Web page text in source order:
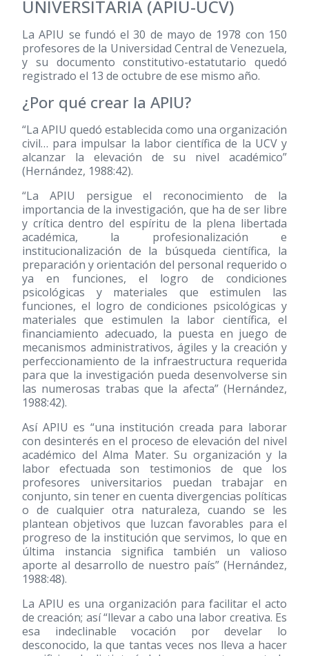
UNIVERSITARIA (APIU-UCV)
La APIU se fundó el 30 de mayo de 1978 con 150
profesores de la Universidad Central de Venezuela,
y su documento constitutivo-estatutario quedó
registrado el 13 de octubre de ese mismo año.
¿Por qué crear la APIU?
“La APIU quedó establecida como una organización
civil… para impulsar la labor científica de la UCV y
alcanzar la elevación de su nivel académico”
(Hernández, 1988:42).
“La APIU persigue el reconocimiento de la
importancia de la investigación, que ha de ser libre
y crítica dentro del espíritu de la plena libertada
académica, la profesionalización e
institucionalización de la búsqueda científica, la
preparación y orientación del personal requerido o
ya en funciones, el logro de condiciones
psicológicas y materiales que estimulen las
funciones, el logro de condiciones psicológicas y
materiales que estimulen la labor científica, el
financiamiento adecuado, la puesta en juego de
mecanismos administrativos, ágiles y la creación y
perfeccionamiento de la infraestructura requerida
para que la investigación pueda desenvolverse sin
las numerosas trabas que la afecta” (Hernández,
1988:42).
Así APIU es “una institución creada para laborar
con desinterés en el proceso de elevación del nivel
académico del Alma Mater. Su organización y la
labor efectuada son testimonios de que los
profesores universitarios puedan trabajar en
conjunto, sin tener en cuenta divergencias políticas
o de cualquier otra naturaleza, cuando se les
plantean objetivos que luzcan favorables para el
progreso de la institución que servimos, lo que en
última instancia significa también un valioso
aporte al desarrollo de nuestro país” (Hernández,
1988:48).
La APIU es una organización para facilitar el acto
de creación; así “llevar a cabo una labor creativa. Es
esa indeclinable vocación por develar lo
desconocido, la que tantas veces nos lleva a hacer